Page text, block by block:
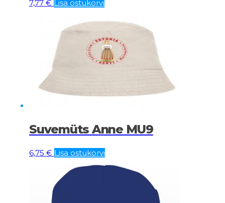
7,77 € Lisa ostukorvi
Suvemüts Anne MU9
6,75 € Lisa ostukorvi